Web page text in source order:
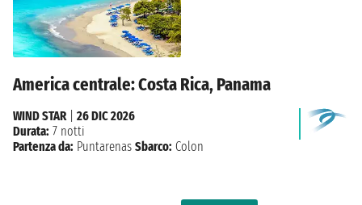
America centrale: Costa Rica, Panama
WIND STAR| 26 DIC 2026
Durata: 7 notti
Partenza da: Puntarenas Sbarco: Colon